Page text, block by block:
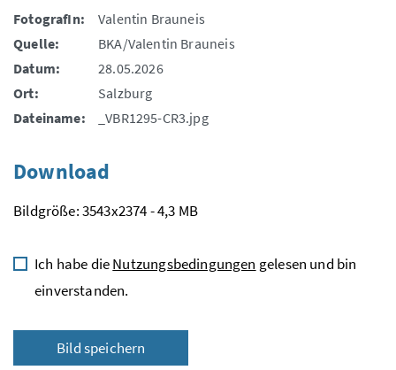
FotografIn:
Valentin Brauneis
Quelle:
BKA/Valentin Brauneis
Datum:
28.05.2026
Ort:
Salzburg
Dateiname:
_VBR1295-CR3.jpg
Download
Bildgröße: 3543x2374 - 4,3 MB
Ich habe dieNutzungsbedingungen gelesen und bin
einverstanden.
Bild speichern